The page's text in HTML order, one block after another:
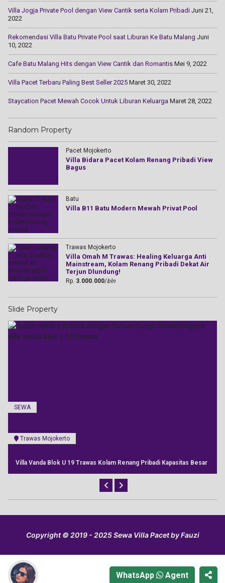
WhatsApp Agent
Villa Jogja Private Pool dengan View Cantik serta Kolam Pribadi Juni 21,
2022
Rekomendasi Villa Batu Private Pool saat Liburan Ke Batu Malang Juni
10, 2022
Cаfе Batu Mаlаng Hіtѕ dengan Vіеw Cаntіk dаn Rоmаntіѕ Mei 9, 2022
Villa Pacet Terbaru Paling Best Seller 2025 Maret 30, 2022
Staycation Pacet Mewah Cocok Untuk Liburan Keluarga Maret 28, 2022
Random Property
Pacet Mojokerto
Villa Bidara Pacet Kolam Renang Pribadi View
Bagus
Batu
Villa B11 Batu Modern Mewah Privat Pool
Trawas Mojokerto
Villa Omah M Trawas: Healing Keluarga Anti
Mainstream, Kolam Renang Pribadi Dekat Air
Terjun Dlundung!
Rp. 3.000.000/bln
Slide Property
SEWA
Pacet Mojokerto
Villa Griya Mapan Pacet Fasilitas Kolam Renang, Billiard, View Bagus
Copyright © 2019 - 2025 Sewa Villa Pacet by Fauzi